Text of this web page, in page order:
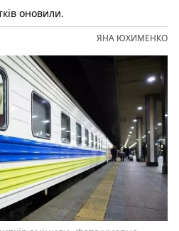
оновили.
ЯНА ЮХИМЕНКО